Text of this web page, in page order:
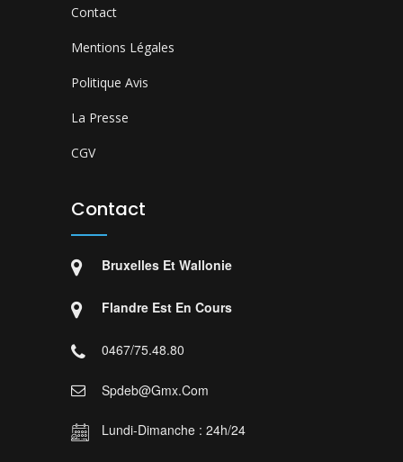
Contact
Mentions Légales
Politique Avis
La Presse
CGV
Contact
Bruxelles Et Wallonie
Flandre Est En Cours
0467/75.48.80
Spdeb@gmx.com
Lundi-Dimanche : 24h/24